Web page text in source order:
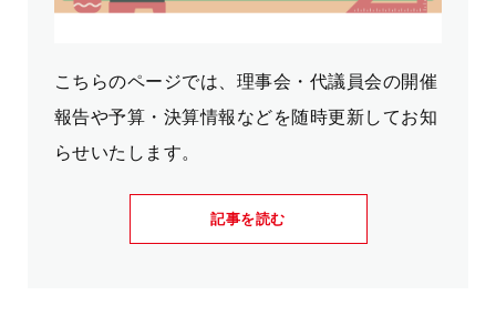
こちらのページでは、理事会・代議員会の開催
報告や予算・決算情報などを随時更新してお知
らせいたします。
記事を読む